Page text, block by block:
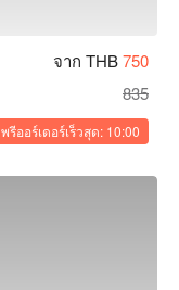
จาก THB750
835
พรีออร์เดอร์เร็วสุด: 10:00